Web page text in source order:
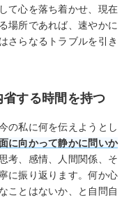
て心を落ち着かせ、現在
場所であれば、速やかに
さらなるトラブルを引き
する時間を持つ
の私に何を伝えようとし
に向かって静かに問いか
考、感情、人間関係、そ
に振り返ります。何か心
ことはないか、と自問自